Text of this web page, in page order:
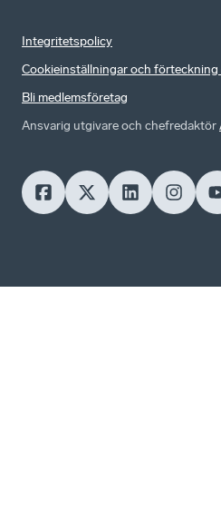
Integritetspolicy
Cookieinställningar och förteckning
Bli medlemsföretag
Ansvarig utgivare och chefredaktör